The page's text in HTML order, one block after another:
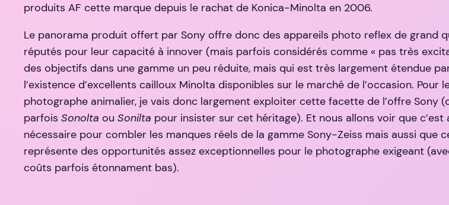
produits AF cette marque depuis le rachat de Konica-Minolta en 2006.
Le panorama produit offert par Sony offre donc des appareils photo reflex de grand
réputés pour leur capacité à innover (mais parfois considérés comme « pas très
des objectifs dans une gamme un peu réduite, mais qui est très largement étendue
l’existence d’excellents cailloux Minolta disponibles sur le marché de l’occasion. Pour
photographe animalier, je vais donc largement exploiter cette facette de l’offre Sony
parfois Sonolta ou Sonilta pour insister sur cet héritage). Et nous allons voir que c’est
nécessaire pour combler les manques réels de la gamme Sony-Zeiss mais aussi que
représente des opportunités assez exceptionnelles pour le photographe exigeant
coûts parfois étonnament bas).